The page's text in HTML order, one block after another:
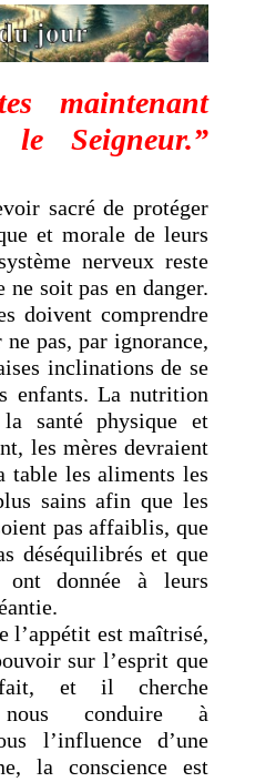
maintenant
Seigneur.”
sacré de protéger
et morale de leurs
nerveux reste
soit pas en danger.
doivent comprendre
pas, par ignorance,
inclinations de se
enfants. La nutrition
santé physique et
les mères devraient
table les aliments les
sains afin que les
pas affaiblis, que
déséquilibrés et que
ont donnée à leurs
l’appétit est maîtrisé,
sur l’esprit que
et il cherche
conduire à
l’influence d’une
la conscience est